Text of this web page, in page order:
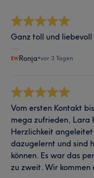
Ganz toll und liebevoll
Ronja•vor 3 Tagen
Vom ersten Kontakt
mega zufrieden, Lara
Herzlichkeit
dazugelernt und sind
können. Es war das
zu zweit. Wir